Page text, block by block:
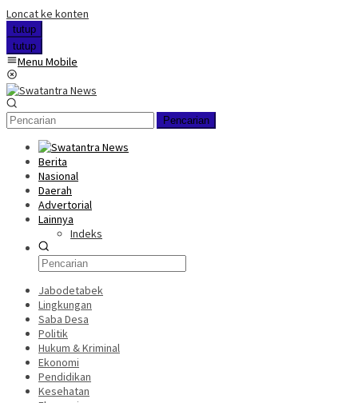
Loncat ke konten
tutup
tutup
Menu Mobile
Pencarian
Berita
Nasional
Daerah
Advertorial
Lainnya
Indeks
Jabodetabek
Lingkungan
Saba Desa
Politik
Hukum & Kriminal
Ekonomi
Pendidikan
Kesehatan